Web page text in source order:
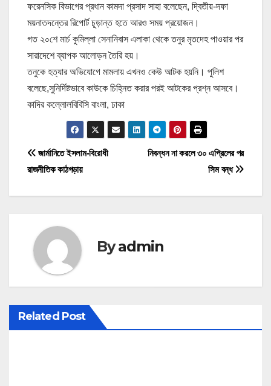
ফরেনসিক বিভাগের প্রধান কামদা প্রসাদ সাহা বলেছেন, দ্বিতীয়-দফা
ময়নাতদন্তের রিপোর্ট চূড়ান্ত হতে আরও সময় প্রয়োজন।
গত ২০শে মার্চ কুমিল্লা সেনানিবাস এলাকা থেকে তনুর মৃতদেহ পাওয়ার পর
সারাদেশে ব্যাপক আলোড়ন তৈরি হয়।
তনুকে হত্যার অভিযোগে মামলায় এখনও কেউ আটক হয়নি। পুলিশ
বলেছে,সুনির্দিষ্টভাবে কাউকে চিহ্নিত করার পরই আটকের প্রশ্ন আসবে।
কাদির কল্লোলবিবিসি বাংলা, ঢাকা
P
n
a
v
i
নিবন্ধন না করলে ৩০ এপ্রিলের পর
সিম বন্ধ
জার্মানিতে ইসলাম-বিরোধী
রাজনীতিক কাঠগড়ায়
Byadmin
Related Post